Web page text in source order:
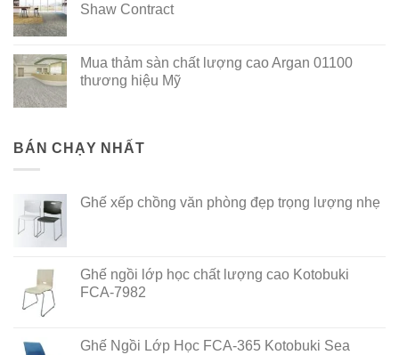
Shaw Contract
Mua thảm sàn chất lượng cao Argan 01100
thương hiệu Mỹ
BÁN CHẠY NHẤT
Ghế xếp chồng văn phòng đẹp trọng lượng nhẹ
Ghế ngồi lớp học chất lượng cao Kotobuki
FCA-7982
Ghế Ngồi Lớp Học FCA-365 Kotobuki Sea